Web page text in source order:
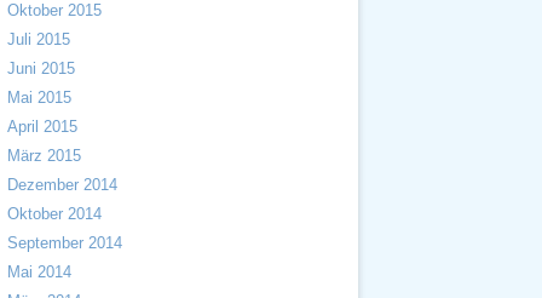
Oktober 2015
Juli 2015
Juni 2015
Mai 2015
April 2015
März 2015
Dezember 2014
Oktober 2014
September 2014
Mai 2014